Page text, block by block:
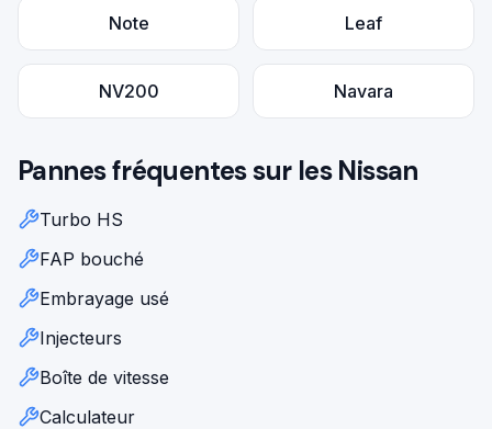
Note Leaf
NV200 Navara
Pannes fréquentes sur lesNissan
Turbo HS
FAP bouché
Embrayage usé
Injecteurs
Boîte de vitesse
Calculateur